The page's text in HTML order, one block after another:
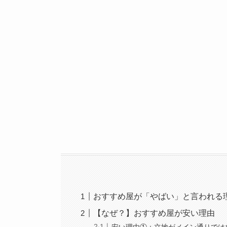
おすすめ屋が「やばい」と言われる
【なぜ？】おすすめ屋が安い理由